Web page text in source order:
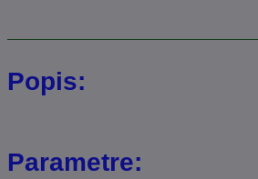
Popis:
Parametre: